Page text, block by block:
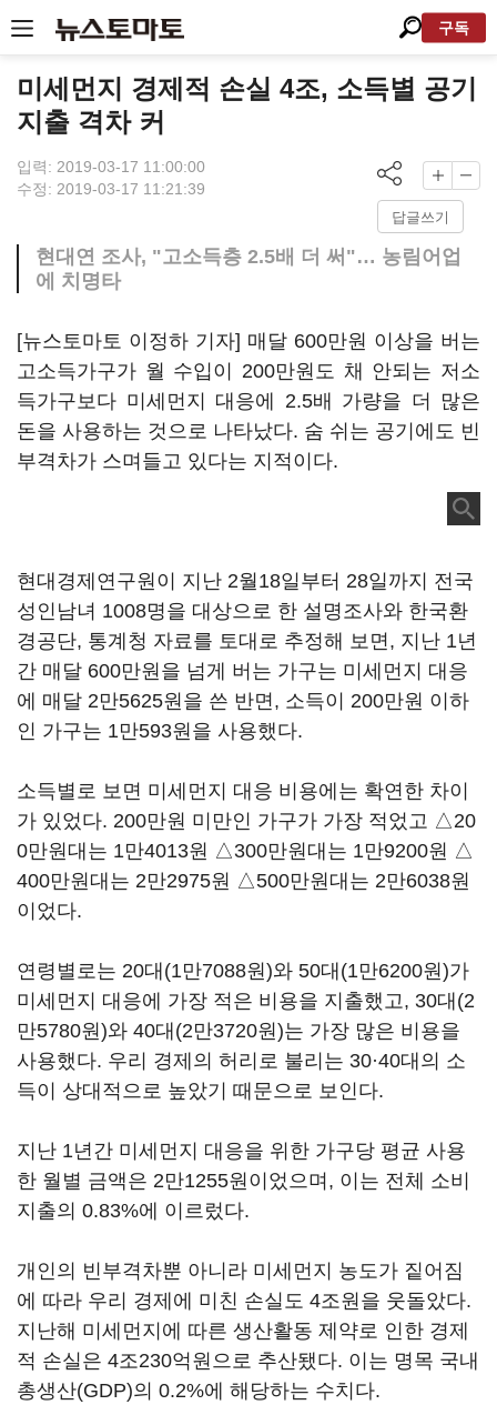
구독
미세먼지 경제적 손실 4조, 소득별 공기
지출 격차 커
입력: 2019-03-17 11:00:00
수정: 2019-03-17 11:21:39
답글쓰기
현대연 조사, "고소득층 2.5배 더 써"… 농림어업
에 치명타
[뉴스토마토 이정하 기자] 매달 600만원 이상을 버는
고소득가구가 월 수입이 200만원도 채 안되는 저소
득가구보다 미세먼지 대응에 2.5배 가량을 더 많은
돈을 사용하는 것으로 나타났다. 숨 쉬는 공기에도 빈
부격차가 스며들고 있다는 지적이다.
현대경제연구원이 지난 2월18일부터 28일까지 전국
성인남녀 1008명을 대상으로 한 설명조사와 한국환
경공단, 통계청 자료를 토대로 추정해 보면, 지난 1년
간 매달 600만원을 넘게 버는 가구는 미세먼지 대응
에 매달 2만5625원을 쓴 반면, 소득이 200만원 이하
인 가구는 1만593원을 사용했다.
소득별로 보면 미세먼지 대응 비용에는 확연한 차이
가 있었다. 200만원 미만인 가구가 가장 적었고 △20
0만원대는 1만4013원 △300만원대는 1만9200원 △
400만원대는 2만2975원 △500만원대는 2만6038원
이었다.
연령별로는 20대(1만7088원)와 50대(1만6200원)가
미세먼지 대응에 가장 적은 비용을 지출했고, 30대(2
만5780원)와 40대(2만3720원)는 가장 많은 비용을
사용했다. 우리 경제의 허리로 불리는 30·40대의 소
득이 상대적으로 높았기 때문으로 보인다.
지난 1년간 미세먼지 대응을 위한 가구당 평균 사용
한 월별 금액은 2만1255원이었으며, 이는 전체 소비
지출의 0.83%에 이르렀다.
개인의 빈부격차뿐 아니라 미세먼지 농도가 짙어짐
에 따라 우리 경제에 미친 손실도 4조원을 웃돌았다.
지난해 미세먼지에 따른 생산활동 제약로 인한 경제
적 손실은 4조230억원으로 추산됐다. 이는 명목 국내
총생산(GDP)의 0.2%에 해당하는 수치다.